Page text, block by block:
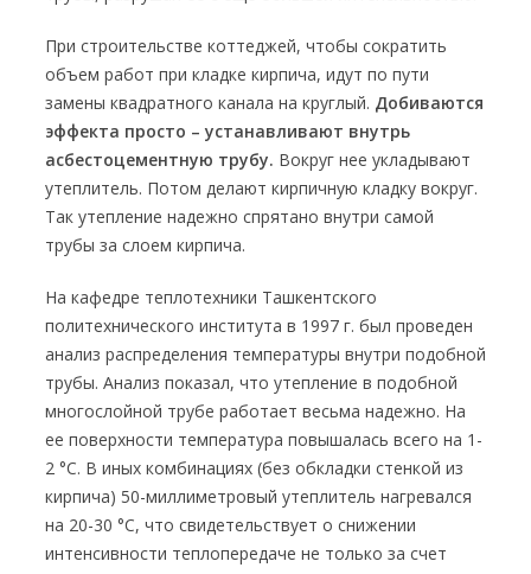
При строительстве коттеджей, чтобы сократить
объем работ при кладке кирпича, идут по пути
замены квадратного канала на круглый. Добиваются
эффекта просто – устанавливают внутрь
асбестоцементную трубу. Вокруг нее укладывают
утеплитель. Потом делают кирпичную кладку вокруг.
Так утепление надежно спрятано внутри самой
трубы за слоем кирпича.
На кафедре теплотехники Ташкентского
политехнического института в 1997 г. был проведен
анализ распределения температуры внутри подобной
трубы. Анализ показал, что утепление в подобной
многослойной трубе работает весьма надежно. На
ее поверхности температура повышалась всего на 1-
2 °C. В иных комбинациях (без обкладки стенкой из
кирпича) 50-миллиметровый утеплитель нагревался
на 20-30 °С, что свидетельствует о снижении
интенсивности теплопередаче не только за счет